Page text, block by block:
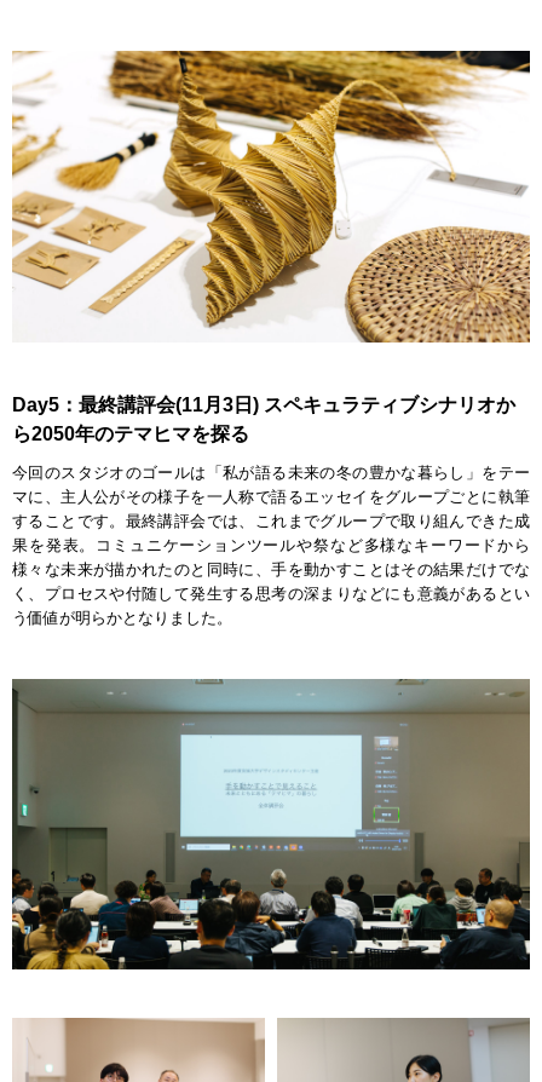
Day5：最終講評会(11月3日) スペキュラティブシナリオか
ら2050年のテマヒマを探る
今回のスタジオのゴールは「私が語る未来の冬の豊かな暮らし」をテー
マに、主人公がその様子を一人称で語るエッセイをグループごとに執筆
することです。最終講評会では、これまでグループで取り組んできた成
果を発表。コミュニケーションツールや祭など多様なキーワードから
様々な未来が描かれたのと同時に、手を動かすことはその結果だけでな
く、プロセスや付随して発生する思考の深まりなどにも意義があるとい
う価値が明らかとなりました。